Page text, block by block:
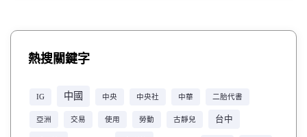
熱搜關鍵字
IG 中國 中央 中央社 中華 二胎代書
亞洲 交易 使用 勞動 古靜兒 台中